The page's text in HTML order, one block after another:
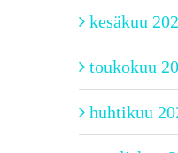
kesäkuu
toukokuu
huhtikuu